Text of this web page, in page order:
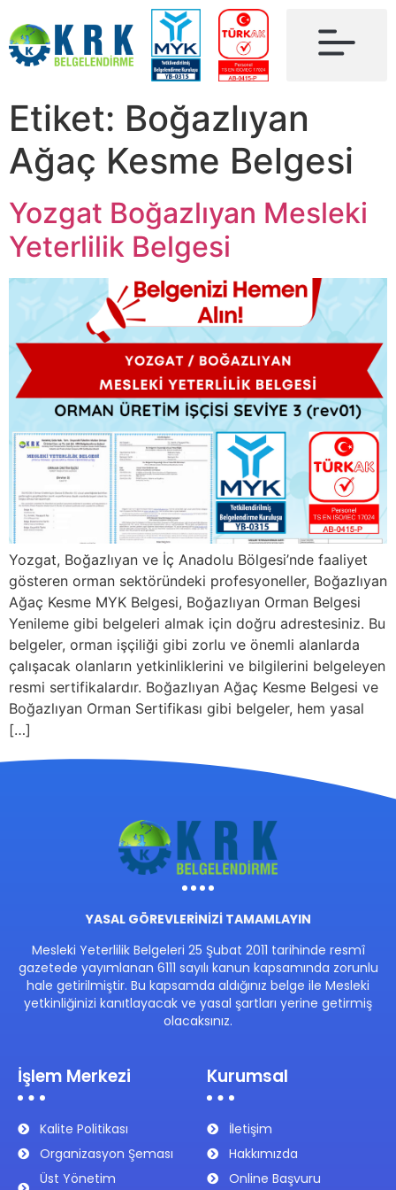
Etiket: Boğazlıyan
Ağaç Kesme Belgesi
Yozgat Boğazlıyan Mesleki
Yeterlilik Belgesi
Yozgat, Boğazlıyan ve İç Anadolu Bölgesi’nde faaliyet
gösteren orman sektöründeki profesyoneller, Boğazlıyan
Ağaç Kesme MYK Belgesi, Boğazlıyan Orman Belgesi
Yenileme gibi belgeleri almak için doğru adrestesiniz. Bu
belgeler, orman işçiliği gibi zorlu ve önemli alanlarda
çalışacak olanların yetkinliklerini ve bilgilerini belgeleyen
resmi sertifikalardır. Boğazlıyan Ağaç Kesme Belgesi ve
Boğazlıyan Orman Sertifikası gibi belgeler, hem yasal
[…]
YASAL GÖREVLERİNİZİ TAMAMLAYIN
Mesleki Yeterlilik Belgeleri 25 Şubat 2011 tarihinde resmî
gazetede yayımlanan 6111 sayılı kanun kapsamında zorunlu
hale getirilmiştir. Bu kapsamda aldığınız belge ile Mesleki
yetkinliğinizi kanıtlayacak ve yasal şartları yerine getirmiş
olacaksınız.
İşlem Merkezi
Kalite Politikası
Organizasyon Şeması
Üst Yönetim
Kurumsal
İletişim
Hakkımızda
Online Başvuru